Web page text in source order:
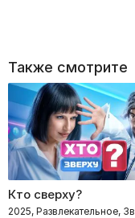
Также смотрите
Кто сверху?
2025, Развлекательное,